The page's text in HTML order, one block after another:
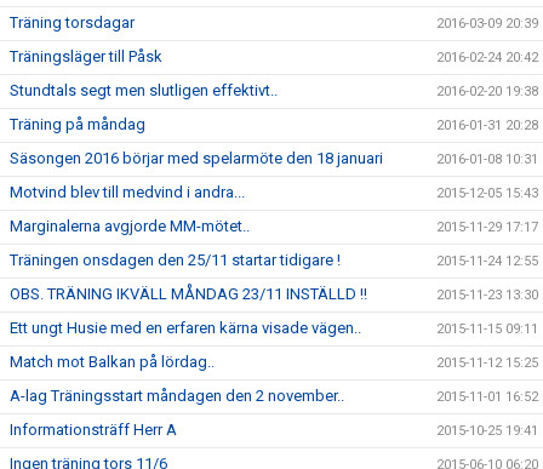
Träning torsdagar 2016-03-09 20:39
Träningsläger till Påsk 2016-02-24 20:42
Stundtals segt men slutligen effektivt.. 2016-02-20 19:38
Träning på måndag 2016-01-31 20:28
Säsongen 2016 börjar med spelarmöte den 18 januari 2016-01-08 10:31
Motvind blev till medvind i andra... 2015-12-05 15:43
Marginalerna avgjorde MM-mötet.. 2015-11-29 17:17
Träningen onsdagen den 25/11 startar tidigare ! 2015-11-24 12:55
OBS. TRÄNING IKVÄLL MÅNDAG 23/11 INSTÄLLD !! 2015-11-23 13:30
Ett ungt Husie med en erfaren kärna visade vägen.. 2015-11-15 09:11
Match mot Balkan på lördag.. 2015-11-12 15:25
A-lag Träningsstart måndagen den 2 november.. 2015-11-01 16:52
Informationsträff Herr A 2015-10-25 19:41
Ingen träning tors 11/6 2015-06-10 06:20